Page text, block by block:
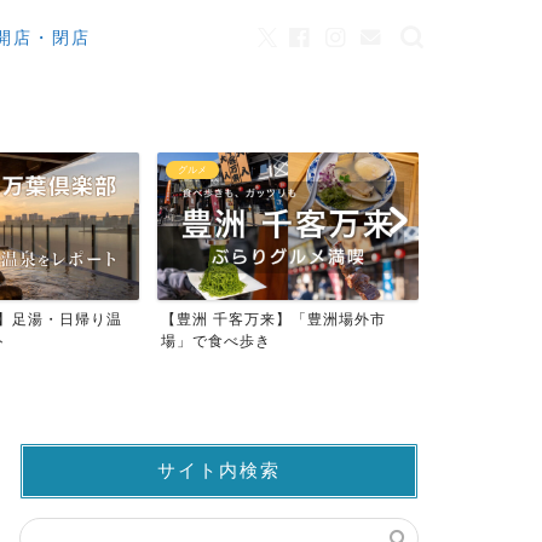
店・閉店
足湯・日帰り温
グルメ
【豊洲 千客万来】「豊洲場外市
場」で食べ歩き
サイト内検索